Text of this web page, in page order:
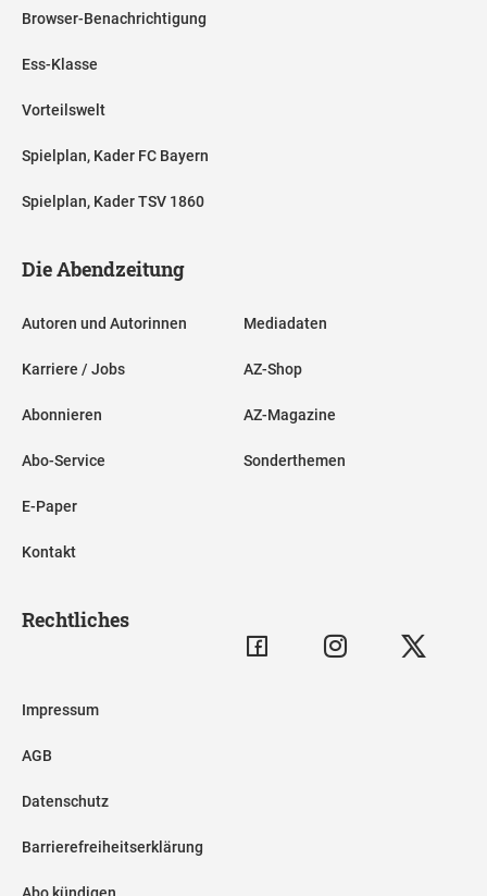
Browser-Benachrichtigung
Ess-Klasse
Vorteilswelt
Spielplan, Kader FC Bayern
Spielplan, Kader TSV 1860
Die Abendzeitung
Autoren und Autorinnen
Karriere / Jobs
Abonnieren
Abo-Service
E-Paper
Kontakt
Mediadaten
AZ-Shop
AZ-Magazine
Sonderthemen
Rechtliches
Impressum
AGB
Datenschutz
Barrierefreiheitserklärung
Abo kündigen